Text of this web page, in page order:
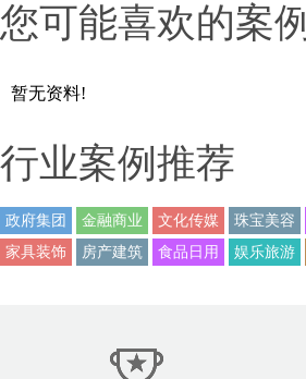
您可能喜欢的案例
暂无资料!
行业案例推荐
政府集团 金融商业 文化传媒 珠宝美容
家具装饰
房产建筑 食品日用 娱乐旅游